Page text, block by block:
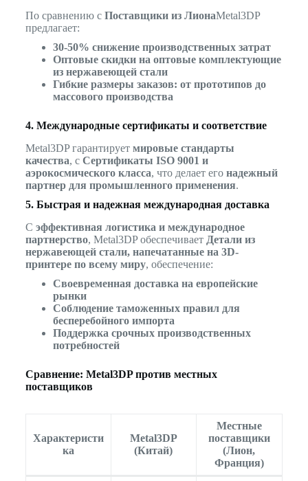
По сравнению с Поставщики из ЛионаMetal3DP
предлагает:
30-50% снижение производственных затрат
Оптовые скидки на оптовые комплектующие
из нержавеющей стали
Гибкие размеры заказов: от прототипов до
массового производства
4. Международные сертификаты и соответствие
Metal3DP гарантирует мировые стандарты
качества, с Сертификаты ISO 9001 и
аэрокосмического класса, что делает его надежный
партнер для промышленного применения.
5. Быстрая и надежная международная доставка
С эффективная логистика и международное
партнерство, Metal3DP обеспечивает Детали из
нержавеющей стали, напечатанные на 3D-
принтере по всему миру, обеспечение:
Своевременная доставка на европейские
рынки
Соблюдение таможенных правил для
бесперебойного импорта
Поддержка срочных производственных
потребностей
Сравнение: Metal3DP против местных
поставщиков
Характеристи
ка
Metal3DP
(Китай)
Местные
поставщики
(Лион,
Франция)